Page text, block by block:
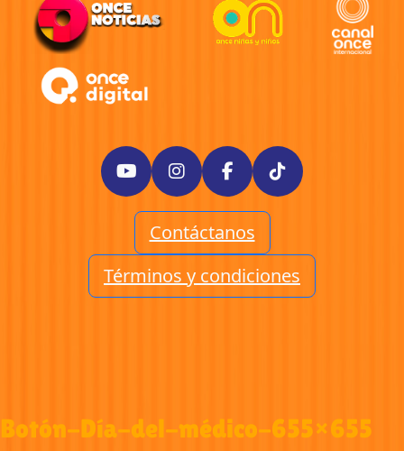
Contáctanos
Términos y condiciones
Botón-Día-del-médico-655×655